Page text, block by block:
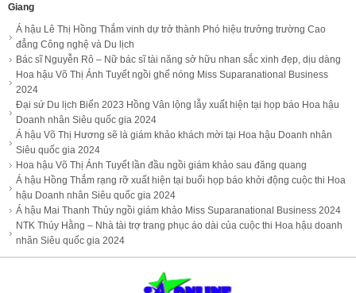
Giang
Á hậu Lê Thị Hồng Thắm vinh dự trở thành Phó hiệu trưởng trường Cao
đẳng Công nghệ và Du lịch
Bác sĩ Nguyễn Rô – Nữ bác sĩ tài năng sở hữu nhan sắc xinh đẹp, dịu dàng
Hoa hậu Võ Thị Ánh Tuyết ngồi ghế nóng Miss Suparanational Business
2024
Đại sứ Du lịch Biển 2023 Hồng Vân lộng lẫy xuất hiện tại họp báo Hoa hậu
Doanh nhân Siêu quốc gia 2024
Á hậu Võ Thị Hương sẽ là giám khảo khách mời tại Hoa hậu Doanh nhân
Siêu quốc gia 2024
Hoa hậu Võ Thị Ánh Tuyết lần đầu ngồi giám khảo sau đăng quang
Á hậu Hồng Thắm rạng rỡ xuất hiện tại buổi họp báo khởi động cuộc thi Hoa
hậu Doanh nhân Siêu quốc gia 2024
Á hậu Mai Thanh Thủy ngồi giám khảo Miss Suparanational Business 2024
NTK Thúy Hằng – Nhà tài trợ trang phục áo dài của cuộc thi Hoa hậu doanh
nhân Siêu quốc gia 2024